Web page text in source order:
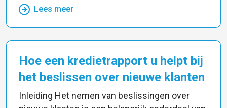
Lees meer
Hoe een kredietrapport u helpt bij
het beslissen over nieuwe klanten
Inleiding Het nemen van beslissingen over